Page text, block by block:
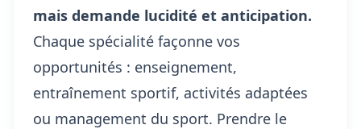
mais demande lucidité et anticipation.
Chaque spécialité façonne vos
opportunités : enseignement,
entraînement sportif, activités adaptées
ou management du sport. Prendre le